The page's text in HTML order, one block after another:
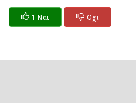
1 Ναι Οχι